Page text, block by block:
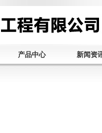
产品中心 新闻资